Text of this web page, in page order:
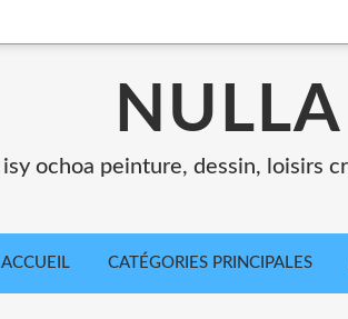
isy ochoa peinture, dessin, loisirs
ACCUEIL CATÉGORIES PRINCIPALES